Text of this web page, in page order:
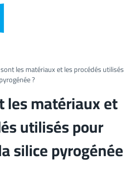
les matériaux et les procédés utilisés
?
les matériaux et
utilisés pour
silice pyrogénée